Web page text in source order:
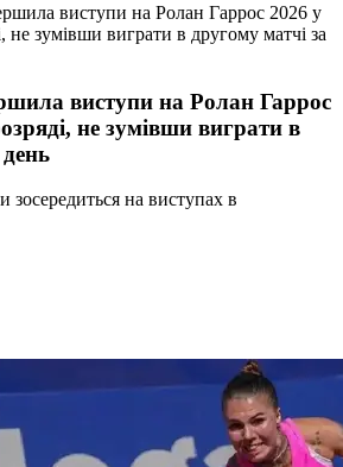
виступи на Ролан Гаррос 2026 у
не зумівши виграти в другому матчі за
виступи на Ролан Гаррос
не зумівши виграти в
зосередиться на виступах в